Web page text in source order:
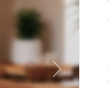
Next